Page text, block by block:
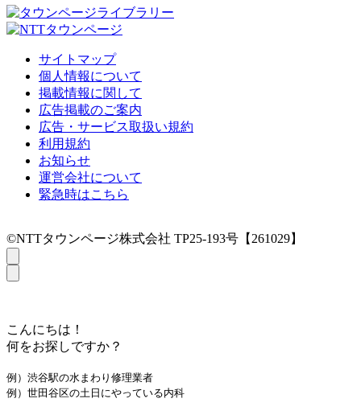
サイトマップ
個人情報について
掲載情報に関して
広告掲載のご案内
広告・サービス取扱い規約
利用規約
お知らせ
運営会社について
緊急時はこちら
©NTTタウンページ株式会社 TP25-193号【261029】
こんにちは！
何をお探しですか？
例）渋谷駅の水まわり修理業者
例）世田谷区の土日にやっている内科